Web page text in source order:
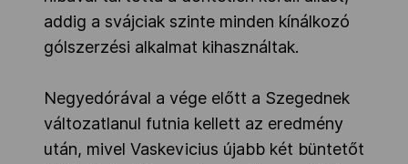
addig a svájciak szinte minden kínálkozó
gólszerzési alkalmat kihasználtak.
Negyedórával a vége előtt a Szegednek
változatlanul futnia kellett az eredmény
után, mivel Vaskevicius újabb két büntetőt